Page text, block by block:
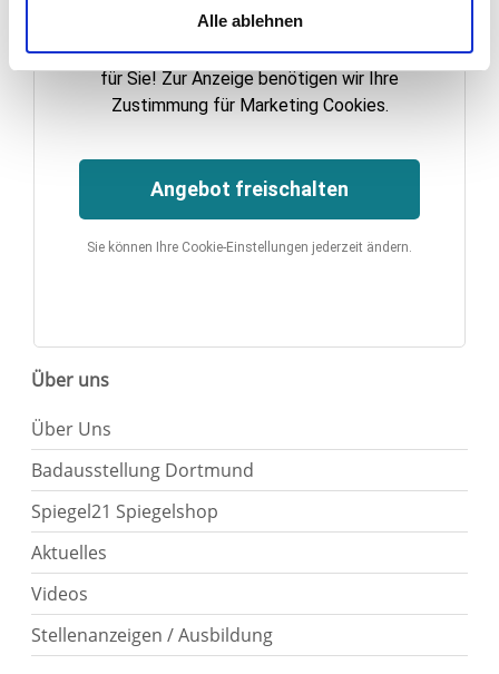
Ihre Einwilligung können Sie jederzeit mit Wirkung für die
Zukunft widerrufen. Am einfachsten ist es, wenn Sie dazu
unter "Cookies" Ihre getroffene Auswahl anpassen. Durch
Verarbeitung nicht berührt.
Impressum
Alle ablehnen
Hier versteckt sich ein exklusiver Rabatt
für Sie! Zur Anzeige benötigen wir Ihre
Zustimmung für Marketing Cookies.
Angebot freischalten
Sie können Ihre Cookie-Einstellungen jederzeit ändern.
Über uns
Über Uns
Badausstellung Dortmund
Spiegel21 Spiegelshop
Aktuelles
Videos
Stellenanzeigen / Ausbildung